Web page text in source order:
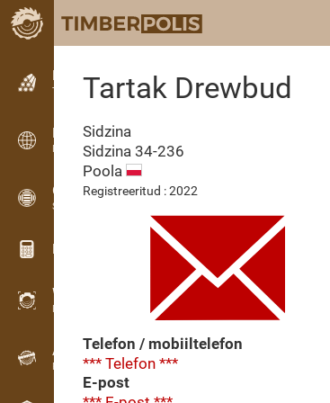
Kuulutused
Tekstkuulutused
Kuulutused
Rahvusvahelised kuulutused
OPTI-TIMB
Saekavad
Puidu kalkulaatorid
WoodProfi
Puidumaht AI-ga
Andmesalvesti
Puidu inventuur välitöödel
Tartak Drewbud
Sidzina
Sidzina 34-236
Poola
Registreeritud : 2022
Telefon / mobiiltelefon
*** Telefon ***
E-post